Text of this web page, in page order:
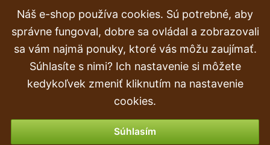
Reklamácia
Doprava a doručenie
Objednávka
Vrátenie tovaru & vrátenie peňazí
Náš e-shop používa cookies. Sú potrebné, aby
správne fungoval, dobre sa ovládal a zobrazovali
sa vám najmä ponuky, ktoré vás môžu zaujímať.
Súhlasíte s nimi? Ich nastavenie si môžete
kedykoľvek zmeniť kliknutím na nastavenie
cookies.
Súhlasím